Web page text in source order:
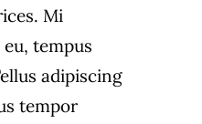
Mi
tempus
adipiscing
tempor